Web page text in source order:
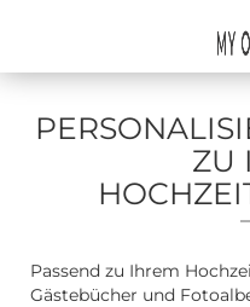
ZU
Passend zu Ihrem
Gästebücher und